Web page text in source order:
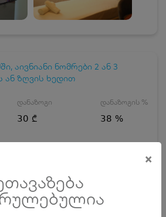
×
აივნიანი ნომრები 2 ან 3
ან ზღვის ხედით
დანაზოგი
30 ₾
დანაზოგის %
38 %
ქალაქის ხედით